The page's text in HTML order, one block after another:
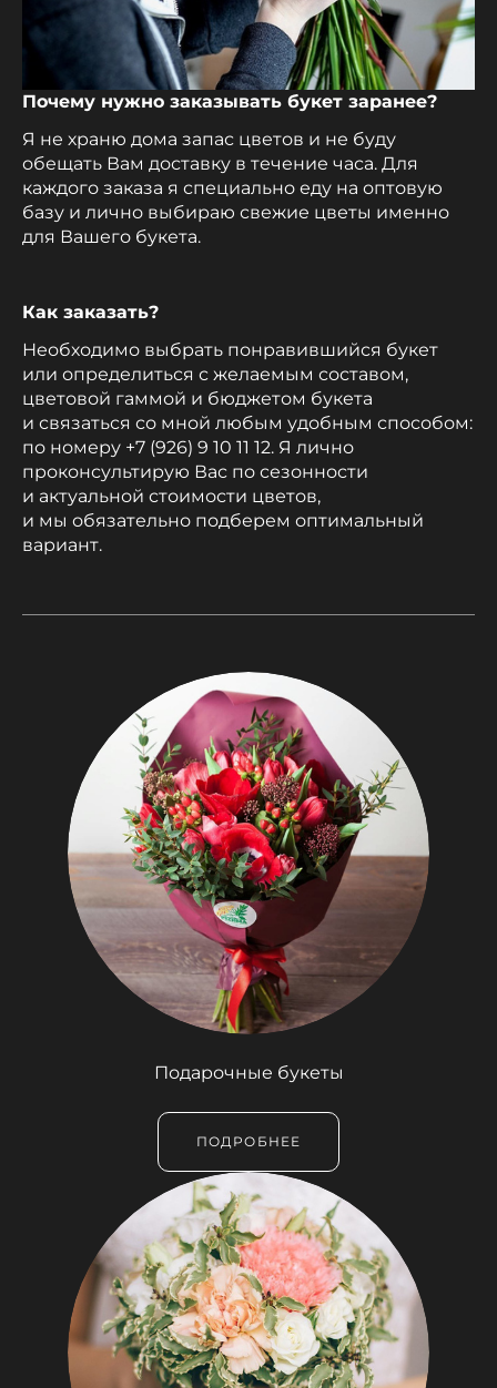
Почему нужно заказывать букет заранее?
Я не храню дома запас цветов и не буду
обещать Вам доставку в течение часа. Для
каждого заказа я специально еду на оптовую
базу и лично выбираю свежие цветы именно
для Вашего букета.
Как заказать?
Необходимо выбрать понравившийся букет
или определиться с желаемым составом,
цветовой гаммой и бюджетом букета
и связаться со мной любым удобным способом:
по номеру +7 (926) 9 10 11 12. Я лично
проконсультирую Вас по сезонности
и актуальной стоимости цветов,
и мы обязательно подберем оптимальный
вариант.
Подарочные букеты
ПОДРОБНЕЕ